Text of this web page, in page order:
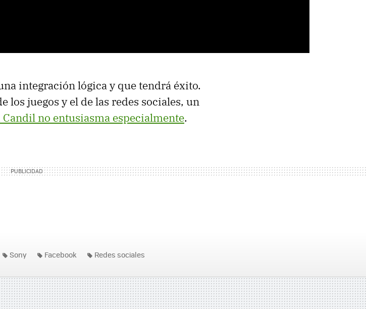
integración lógica y que tendrá éxito.
los juegos y el de las redes sociales, un
no entusiasma especialmente.
Sony Facebook Redes sociales